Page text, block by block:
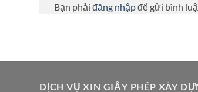
Bạn phải đăng nhậpđể gửi bình
DỊCH VỤ XIN GIẤY PHÉP XÂY